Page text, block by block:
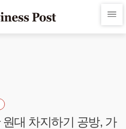
대 차지하기 공방, 가